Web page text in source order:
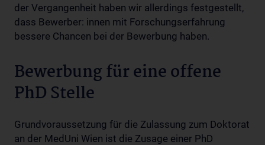
der Vergangenheit haben wir allerdings festgestellt,
dass Bewerber: innen mit Forschungserfahrung
bessere Chancen bei der Bewerbung haben.
Bewerbung für eine offene
PhD Stelle
Grundvoraussetzung für die Zulassung zum Doktorat
an der MedUni Wien ist die Zusage einer PhD